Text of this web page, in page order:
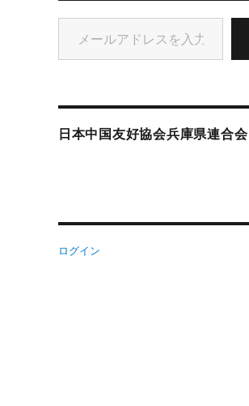
メールアドレスを入力...
日本中国友好協会兵庫県連合会
ログイン